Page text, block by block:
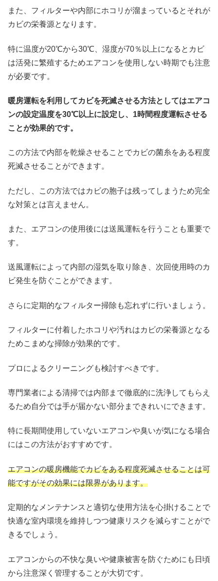
また、フィルターや内部にホコリが溜まっているとそれが
カビの栄養源となります。
特に温度が20℃から30℃、湿度が70％以上になるとカビ
は活発に繁殖するためエアコンを使用しない時期でも注意
が必要です。
暖房運転を利用してカビを死滅させる方法としてはエアコ
ンの設定温度を30℃以上に設定し、1時間程度運転させる
ことが効果的です。
この方法で内部を乾燥させることでカビの菌糸をある程度
死滅させることができます。
ただし、この方法ではカビの胞子は残ってしまうため完全
な対策とは言えません。
また、エアコンの使用後には送風運転を行うことも重要で
す。
送風運転によって内部の湿気を取り除き、次回使用時のカ
ビ発生を防ぐことができます。
さらに定期的なフィルター掃除も忘れずに行いましょう。
フィルターに付着したホコリや汚れはカビの栄養源となる
ためこまめな掃除が効果的です。
プロによるクリーニングも検討すべきです。
専門業者による清掃では内部まで徹底的に洗浄してもらえ
るため自分では手が届かない部分まできれいにできます。
特に長期間使用していないエアコンや臭いが気になる場合
にはこの方法がおすすめです。
エアコンの暖房機能でカビをある程度死滅させることは可
能ですがその効果には限界があります。
定期的なメンテナンスと適切な使用方法を心掛けることで
快適な室内環境を維持しつつ健康リスクを減らすことがで
きるでしょう。
エアコンからの不快な臭いや健康被害を防ぐためにも日頃
から注意深く管理することが大切です。